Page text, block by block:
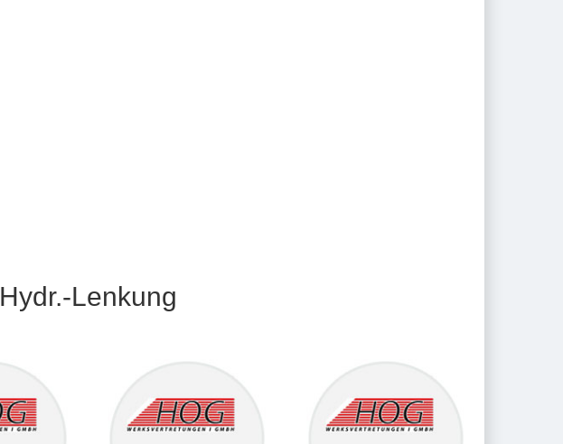
Hydr.-Lenkung